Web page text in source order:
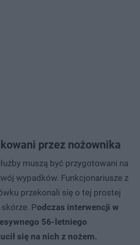
przez nożownika
muszą być przygotowani na
wypadków. Funkcjonariusze z
przekonali się o tej prostej
Podczas interwencji w
56-letniego
się na nich z nożem.